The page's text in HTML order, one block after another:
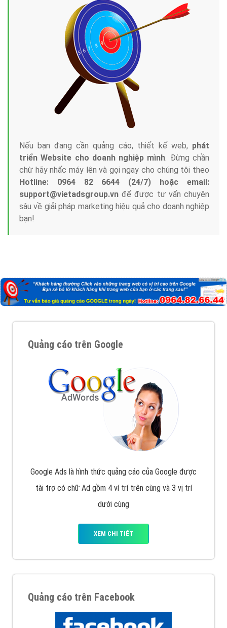
Nếu bạn đang cần quảng cáo, thiết kế web, phát
triển Website cho doanh nghiệp mình. Đừng chần
chừ hãy nhấc máy lên và gọi ngay cho chúng tôi theo
Hotline: 0964 82 6644 (24/7) hoặc email:
support@vietadsgroup.vn để được tư vấn chuyên
sâu về giải pháp marketing hiệu quả cho doanh nghiệp
bạn!
Quảng cáo trên Google
Google Ads là hình thức quảng cáo của Google được
tài trợ có chữ Ad gồm 4 ví trí trên cùng và 3 vị trí
dưới cùng
XEM CHI TIẾT
Quảng cáo trên Facebook